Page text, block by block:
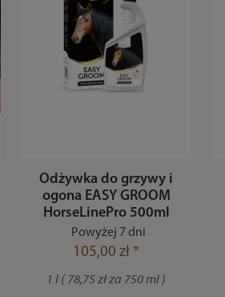
Odżywka do grzywy i
ogona EASY GROOM
HorseLinePro 500ml
Powyżej 7 dni
105,00 zł *
1 l ( 78,75 zł za 750 ml )